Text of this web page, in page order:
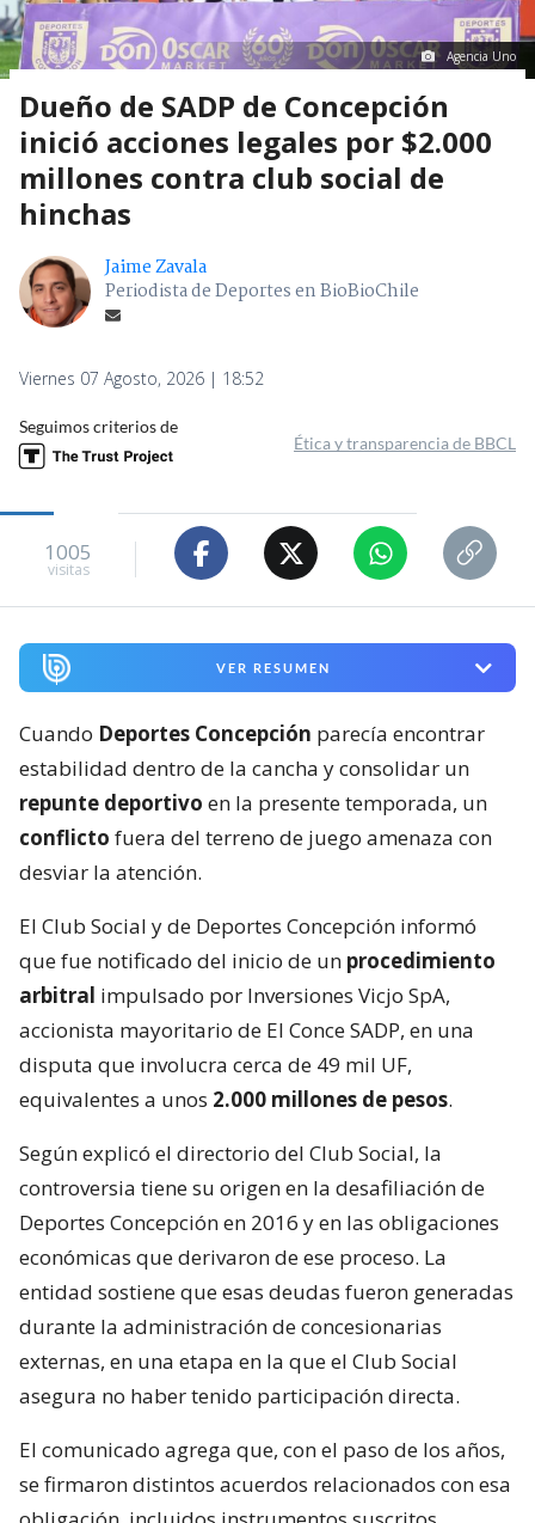
Agencia Uno
Dueño de SADP de Concepción
inició acciones legales por $2.000
millones contra club social de
hinchas
Jaime Zavala
Periodista de Deportes en BioBioChile
Viernes 07 Agosto, 2026 | 18:52
Seguimos criterios de
Ética y transparencia de BBCL
1005
visitas
VER RESUMEN
Cuando Deportes Concepción parecía encontrar
estabilidad dentro de la cancha y consolidar un
repunte deportivo en la presente temporada, un
conflicto fuera del terreno de juego amenaza con
desviar la atención.
El Club Social y de Deportes Concepción informó
que fue notificado del inicio de un procedimiento
arbitral impulsado por Inversiones Vicjo SpA,
accionista mayoritario de El Conce SADP, en una
disputa que involucra cerca de 49 mil UF,
equivalentes a unos 2.000 millones de pesos.
Según explicó el directorio del Club Social, la
controversia tiene su origen en la desafiliación de
Deportes Concepción en 2016 y en las obligaciones
económicas que derivaron de ese proceso. La
entidad sostiene que esas deudas fueron generadas
durante la administración de concesionarias
externas, en una etapa en la que el Club Social
asegura no haber tenido participación directa.
El comunicado agrega que, con el paso de los años,
se firmaron distintos acuerdos relacionados con esa